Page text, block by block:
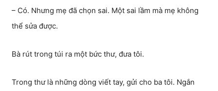
– Có. Nhưng mẹ đã chọn sai. Một sai lầm mà mẹ không
thể sửa được.
Bà rút trong túi ra một bức thư, đưa tôi.
Trong thư là những dòng viết tay, gửi cho ba tôi. Ngắn